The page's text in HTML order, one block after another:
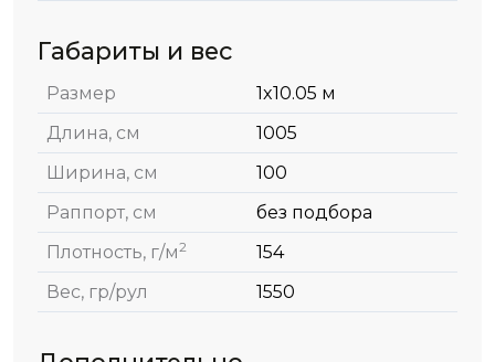
Габариты и вес
Размер
1x10.05 м
Длина, см
1005
Ширина, см
100
Раппорт, см
без подбора
Плотность, г/м2
154
Вес, гр/рул
1550